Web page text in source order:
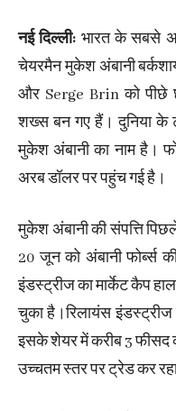
नई दिल्ली: भारत के सबसे
चेयरमैन मुकेश अंबानी
और Serge Brin को पीछे
शख्स बन गए हैं। दुनिया के
मुकेश अंबानी का नाम है।
अरब डॉलर पर पहुंच गई है।
मुकेश अंबानी की संपत्ति
20 जून को अंबानी फोर्ब्स
इंडस्ट्रीज का मार्केट कैप
चुका है।रिलायंस
इसके शेयर में करीब 3 फीसद
उच्चतम स्तर पर ट्रेड कर